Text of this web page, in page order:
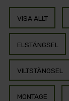
VISA ALLT
ELSTÄNGSEL
VILTSTÄNGSEL
MONTAGE